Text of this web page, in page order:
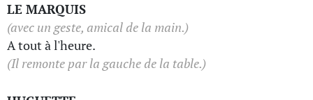
LE MARQUIS
(avec un geste, amical de la main.)
A tout à l'heure.
(Il remonte par la gauche de la table.)